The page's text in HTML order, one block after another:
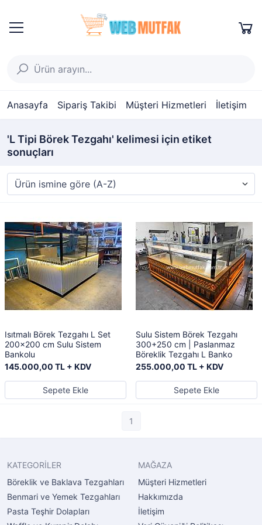
Anasayfa Sipariş Takibi Müşteri Hizmetleri İletişim
'L Tipi Börek Tezgahı' kelimesi için etiket
sonuçları
Isıtmalı Börek Tezgahı L Set
200x200 cm Sulu Sistem
Bankolu
145.000,00 TL + KDV
Sepete Ekle
Sulu Sistem Börek Tezgahı
300+250 cm | Paslanmaz
Böreklik Tezgahı L Banko
255.000,00 TL + KDV
Sepete Ekle
1
KATEGORİLER
Böreklik ve Baklava Tezgahları
Benmari ve Yemek Tezgahları
Pasta Teşhir Dolapları
MAĞAZA
Müşteri Hizmetleri
Hakkımızda
İletişim